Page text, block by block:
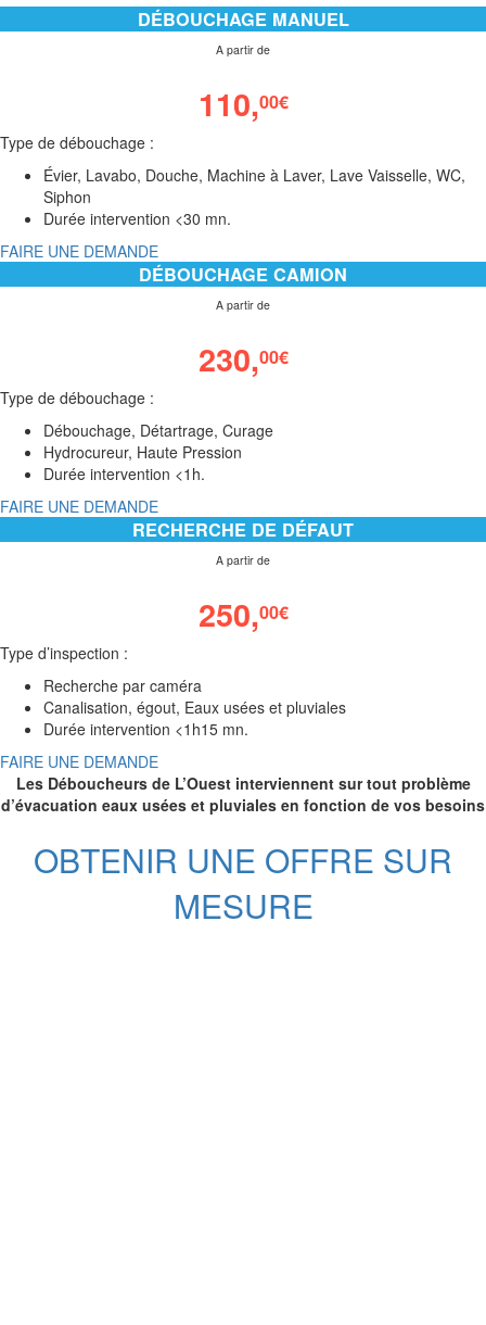
DÉBOUCHAGE MANUEL
A partir de
110,00€
Type de débouchage :
Évier, Lavabo, Douche, Machine à Laver, Lave Vaisselle, WC,
Siphon
Durée intervention <30 mn.
FAIRE UNE DEMANDE
DÉBOUCHAGE CAMION
A partir de
230,00€
Type de débouchage :
Débouchage, Détartrage, Curage
Hydrocureur, Haute Pression
Durée intervention <1h.
FAIRE UNE DEMANDE
RECHERCHE DE DÉFAUT
A partir de
250,00€
Type d’inspection :
Recherche par caméra
Canalisation, égout, Eaux usées et pluviales
Durée intervention <1h15 mn.
FAIRE UNE DEMANDE
Les Déboucheurs de L’Ouest interviennent sur tout problème
d’évacuation eaux usées et pluviales en fonction de vos besoins
OBTENIR UNE OFFRE SUR
MESURE